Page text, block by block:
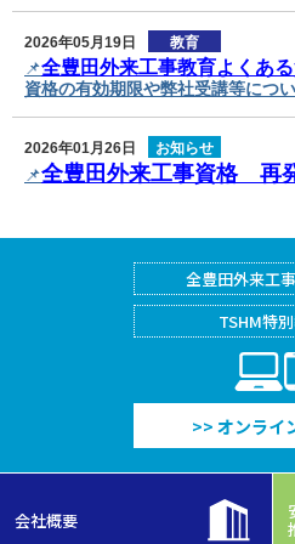
2026年05月19日 教育
📌全豊田外来工事教育よくあ
資格の有効期限や弊社受講等につ
2026年01月26日 お知らせ
📌全豊田外来工事資格 再
2026年01月14日 お知らせ
豊田安全衛生マネジメント㈱
2026年07月01日
【最新】🍉TSHM夏号を発刊
2026年01月14日 お知らせ
2026年度全豊田外来工事資格教育
2026年度安全衛生研修日程(全豊田
全豊田外来工事
TSHM特
>> オンライ
会社概要